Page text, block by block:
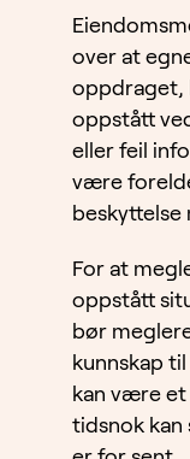
over at
oppdraget,
oppstått
eller feil
være
beskyttelse
For at
oppstått
bør
kunnskap
kan være et
tidsnok kan